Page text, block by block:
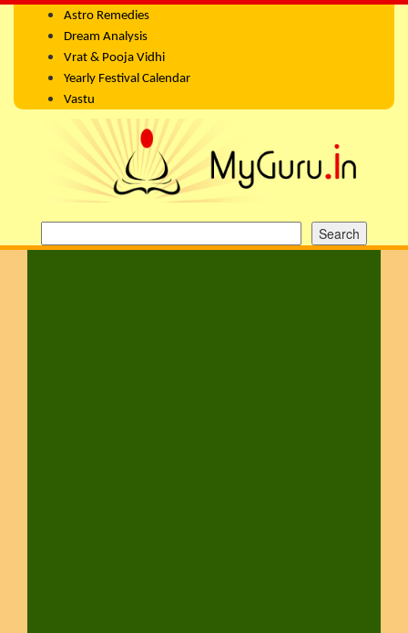
Astro Remedies
Dream Analysis
Vrat & Pooja Vidhi
Yearly Festival Calendar
Vastu